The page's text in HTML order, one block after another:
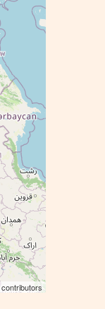
contributors